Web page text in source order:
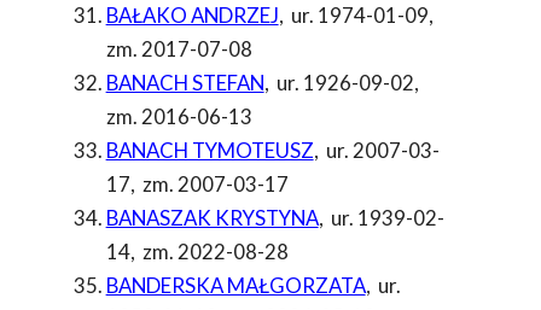
BAŁAKO ANDRZEJ, ur. 1974-01-09,
zm. 2017-07-08
BANACH STEFAN, ur. 1926-09-02,
zm. 2016-06-13
BANACH TYMOTEUSZ, ur. 2007-03-
17, zm. 2007-03-17
BANASZAK KRYSTYNA, ur. 1939-02-
14, zm. 2022-08-28
BANDERSKA MAŁGORZATA, ur.